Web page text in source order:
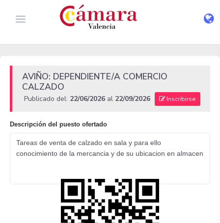
AVIÑO: DEPENDIENTE/A COMERCIO
CALZADO
Publicado del: 22/06/2026 al 22/09/2026 Inscribirse
Descripción del puesto ofertado
Tareas de venta de calzado en sala y para ello
conocimiento de la mercancia y de su ubicacion en almacen